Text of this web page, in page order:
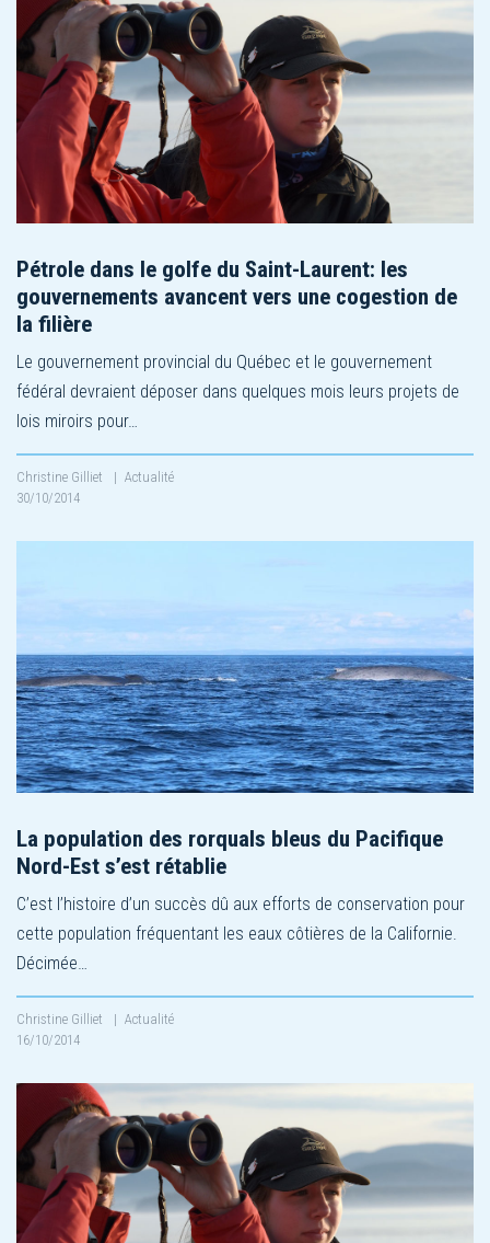
Pétrole dans le golfe du Saint-Laurent: les
gouvernements avancent vers une cogestion de
la filière
Le gouvernement provincial du Québec et le gouvernement
fédéral devraient déposer dans quelques mois leurs projets de
lois miroirs pour…
Christine Gilliet | Actualité
30/10/2014
La population des rorquals bleus du Pacifique
Nord-Est s’est rétablie
C’est l’histoire d’un succès dû aux efforts de conservation pour
cette population fréquentant les eaux côtières de la Californie.
Décimée…
Christine Gilliet | Actualité
16/10/2014